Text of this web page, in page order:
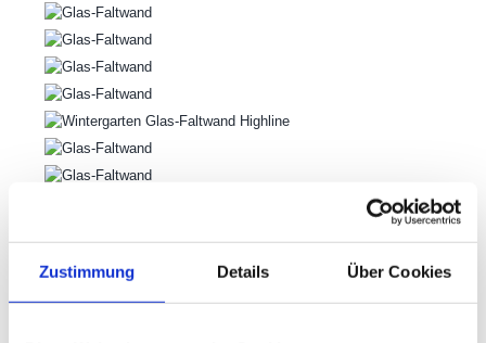
Zustimmung Details Über Cookies